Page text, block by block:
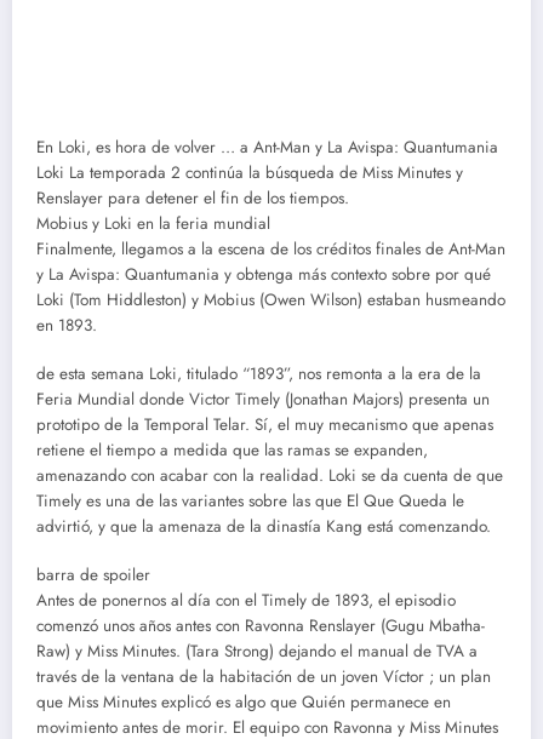
En Loki, es hora de volver … a Ant-Man y La Avispa: Quantumania
Loki La temporada 2 continúa la búsqueda de Miss Minutes y
Renslayer para detener el fin de los tiempos.
Mobius y Loki en la feria mundial
Finalmente, llegamos a la escena de los créditos finales de Ant-Man
y La Avispa: Quantumania y obtenga más contexto sobre por qué
Loki (Tom Hiddleston) y Mobius (Owen Wilson) estaban husmeando
en 1893.
de esta semana Loki, titulado “1893”, nos remonta a la era de la
Feria Mundial donde Victor Timely (Jonathan Majors) presenta un
prototipo de la Temporal Telar. Sí, el muy mecanismo que apenas
retiene el tiempo a medida que las ramas se expanden,
amenazando con acabar con la realidad. Loki se da cuenta de que
Timely es una de las variantes sobre las que El Que Queda le
advirtió, y que la amenaza de la dinastía Kang está comenzando.
barra de spoiler
Antes de ponernos al día con el Timely de 1893, el episodio
comenzó unos años antes con Ravonna Renslayer (Gugu Mbatha-
Raw) y Miss Minutes. (Tara Strong) dejando el manual de TVA a
través de la ventana de la habitación de un joven Víctor ; un plan
que Miss Minutes explicó es algo que Quién permanece en
movimiento antes de morir. El equipo con Ravonna y Miss Minutes